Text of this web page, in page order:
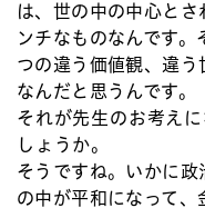
は、世の中の中心と
ンチなものなんです
つの違う価値観、違
なんだと思うんです。
それが先生のお考え
しょうか。
そうですね。いかに
の中が平和になって、